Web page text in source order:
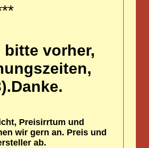
vorher,
Preisirrtum und
wir gern an. Preis und
ab.